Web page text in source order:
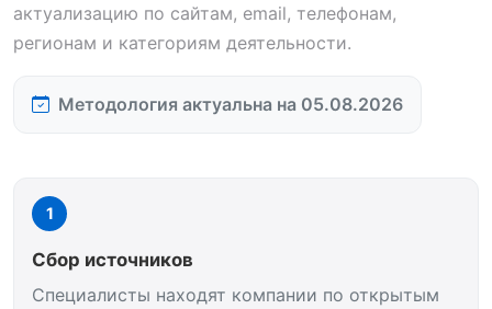
актуализацию по сайтам, email, телефонам,
регионам и категориям деятельности.
Методология актуальна на 05.08.2026
1
Сбор источников
Специалисты находят компании по открытым